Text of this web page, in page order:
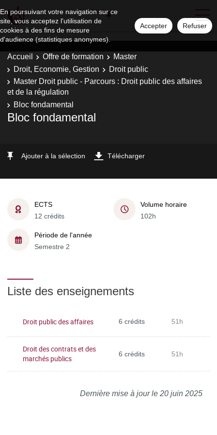
En poursuivant votre navigation sur ce
site, vous acceptez l'utilisation de
cookies à des fins de mesure
d'audience (statistiques anonymes).
Accepter Refuser
Accueil Offre de formation
Master
Droit, Economie, Gestion
Droit public
Master Droit public - Parcours : Droit public des affaires
et de la régulation
Bloc fondamental
Bloc fondamental
Ajouter à la sélection Télécharger
ECTS
12 crédits
Volume horaire
102h
Période de l'année
Semestre 2
Liste des enseignements
Droit public des affaires 6 crédits 51h
Droit des contrats et des
marchés publics
6 crédits 51h
Dernière mise à jour le 20 juin 2025